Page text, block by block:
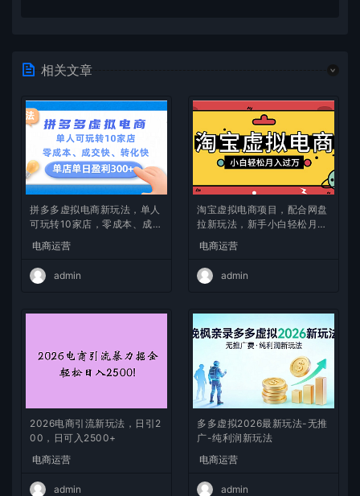
相关文章
拼多多虚拟电商新玩法，单人
可玩转10家店，零成本、成交
快、转化快，单店单日可盈利
300+
电商运营
admin
淘宝虚拟电商项目，配合网盘
拉新玩法，新手小白轻松月入
过万，外面收费1980的项
目！
电商运营
admin
2026电商引流新玩法，日引2
00，日可入2500+
电商运营
admin
多多虚拟2026最新玩法-无推
广-纯利润新玩法
电商运营
admin